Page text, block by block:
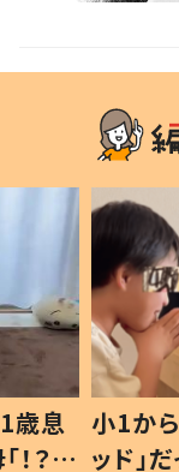
歳息
？」
小1か
ッド」